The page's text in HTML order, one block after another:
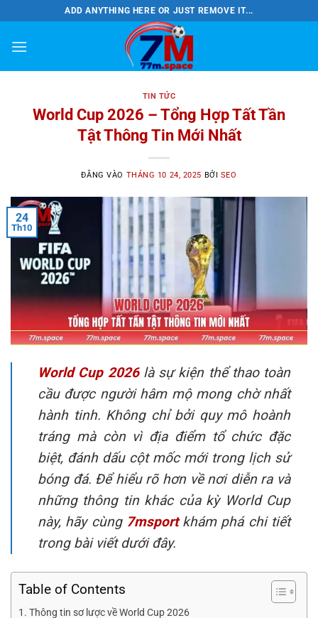
nội
ADD ANYTHING HERE OR JUST REMOVE IT...
TIN TỨC
World Cup 2026 – Tổng Hợp Tất Tần
Tật Thông Tin Mới Nhất
ĐĂNG VÀO THÁNG 10 24, 2025 BỞI SEO
24
Th10
World Cup 2026là sự kiện thể thao toàn
cầu được người hâm mộ mong chờ nhất
hành tinh. Không chỉ bởi quy mô hoành
tráng mà còn vì địa điểm tổ chức đặc
biệt, đánh dấu cột mốc mới trong lịch sử
bóng đá. Để hiểu rõ hơn về nơi diễn ra và
những thông tin khác của kỳ World Cup
này, hãy cùng 7msportkhám phá chi tiết
trong bài viết dưới đây.
Table of Contents
Thông tin sơ lược về World Cup 2026